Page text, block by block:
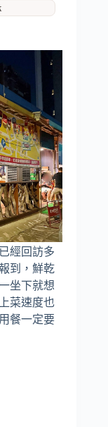
經回訪多
到，鮮乾
坐下就想
菜速度也
餐一定要